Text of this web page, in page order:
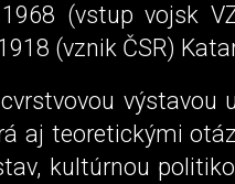
(vstup vojsk
(vznik ČSR)
výstavou
aj teoretickými
kultúrnou